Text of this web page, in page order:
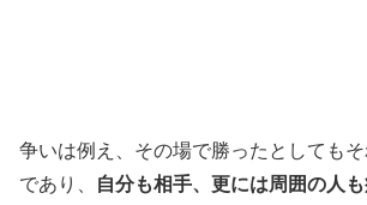
争いは例え、その場で勝ったとしても
であり、
自分も相手、更には周囲の人